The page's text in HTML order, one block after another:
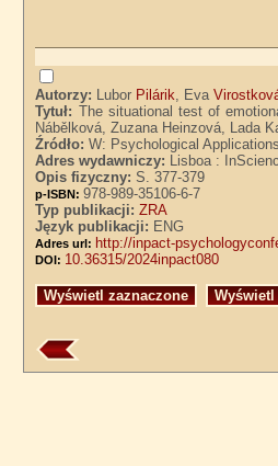
Autorzy: Lubor Pilárik, Eva
Tytuł: The situational test of
Nábělková, Zuzana Heinzová, Lada
Źródło:W: Psychological
Adres wydawniczy: Lisboa :
Opis fizyczny:S. 377-379
p-ISBN:978-989-35106-6-7
Typ publikacji:ZRA
Język publikacji: ENG
Adres url: http://inpact-
DOI: 10.36315/2024inpact080